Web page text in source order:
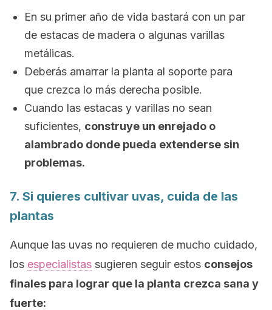
En su primer año de vida bastará con un par
de estacas de madera o algunas varillas
metálicas.
Deberás amarrar la planta al soporte para
que crezca lo más derecha posible.
Cuando las estacas y varillas no sean
suficientes, construye un enrejado o
alambrado donde pueda extenderse sin
problemas.
7. Si quieres cultivar uvas, cuida de las
plantas
Aunque las uvas no requieren de mucho cuidado,
los especialistas sugieren seguir estos consejos
finales para lograr que la planta crezca sana y
fuerte: